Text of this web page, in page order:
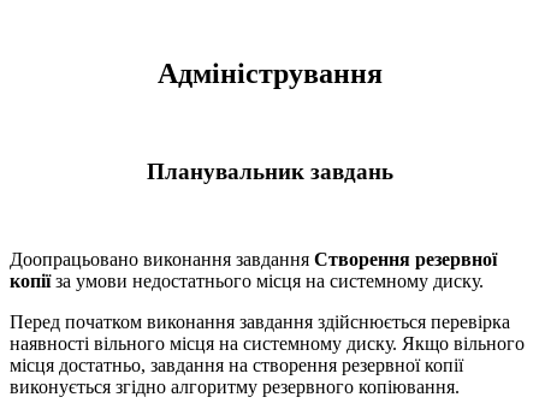
Адміністрування
Планувальник завдань
Доопрацьовано виконання завдання Створення резервної
копіїза умови недостатнього місця на системному диску.
Перед початком виконання завдання здійснюється перевірка
наявності вільного місця на системному диску. Якщо вільного
місця достатньо, завдання на створення резервної копії
виконується згідно алгоритму резервного копіювання.